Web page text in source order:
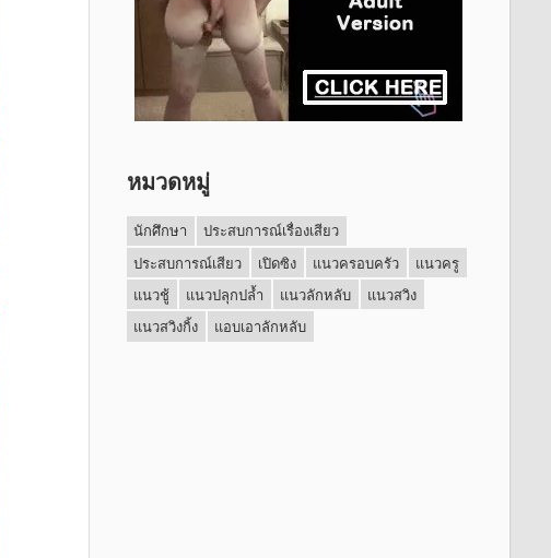
หมวดหมู่
นักศึกษา
ประสบการณ์เรื่องเสียว
ประสบการณ์เสียว
เปิดซิง แนวครอบครัว
แนวครู
แนวชู้
แนวปลุกปล้ำ แนวลักหลับ
แนวสวิง
แนวสวิงกิ้ง
แอบเอาลักหลับ